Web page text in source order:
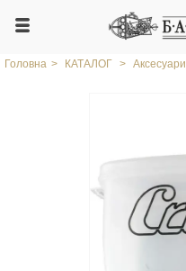
Головна > КАТАЛОГ > Аксесуари